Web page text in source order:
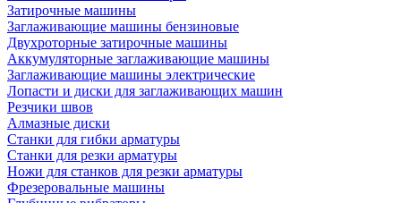
Затирочные машины
Заглаживающие машины бензиновые
Двухроторные затирочные машины
Аккумуляторные заглаживающие машины
Заглаживающие машины электрические
Лопасти и диски для заглаживающих машин
Резчики швов
Алмазные диски
Станки для гибки арматуры
Станки для резки арматуры
Ножи для станков для резки арматуры
Фрезеровальные машины